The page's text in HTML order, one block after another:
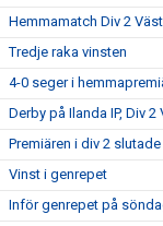
Hemmamatch Div 2
Tredje raka vinsten
4-0 seger i
Derby på Ilanda IP, Div 2
Premiären i div 2
Vinst i genrepet
Inför genrepet på